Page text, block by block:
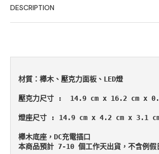
DESCRIPTION
材質：櫸木、壓克力面板、LED燈
壓克力尺寸 :  14.9 cm x 16.2 cm x
燈座尺寸 : 14.9 cm x 4.2 cm x 3.1
櫸木底座，DC充電插口
本商品預計 7-10 個工作天出貨，不含例假